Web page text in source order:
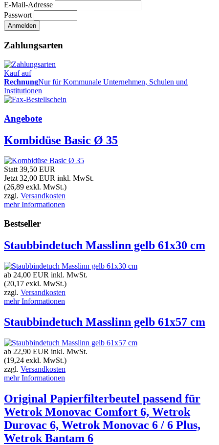
E-Mail-Adresse
Passwort
Zahlungsarten
Kauf auf
RechnungNur für Kommunale Unternehmen, Schulen und
Institutionen
Angebote
Kombidüse Basic Ø 35
Statt 39,50 EUR
Jetzt 32,00 EUR inkl. MwSt.
(26,89 exkl. MwSt.)
zzgl. Versandkosten
mehr Informationen
Bestseller
Staubbindetuch Masslinn gelb 61x30 cm
ab 24,00 EUR inkl. MwSt.
(20,17 exkl. MwSt.)
zzgl. Versandkosten
mehr Informationen
Staubbindetuch Masslinn gelb 61x57 cm
ab 22,90 EUR inkl. MwSt.
(19,24 exkl. MwSt.)
zzgl. Versandkosten
mehr Informationen
Original Papierfilterbeutel passend für
Wetrok Monovac Comfort 6, Wetrok
Durovac 6, Wetrok Monovac 6 / 6 Plus,
Wetrok Bantam 6